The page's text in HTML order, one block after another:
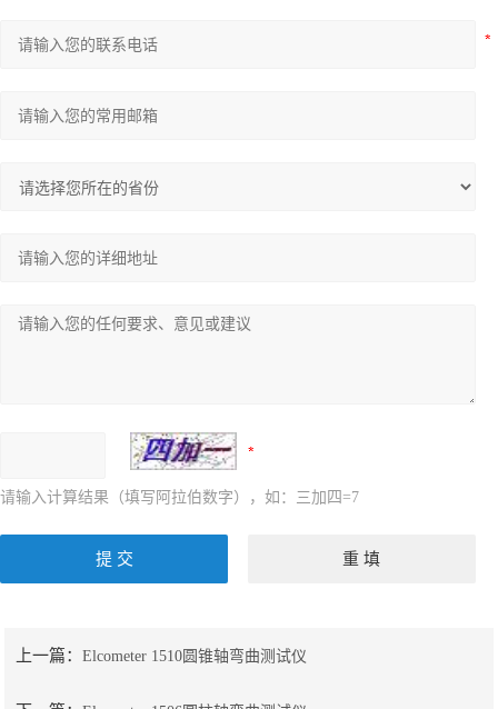
请输入计算结果（填写阿拉伯数字），如：三加四=7
上一篇：Elcometer 1510圆锥轴弯曲测试仪